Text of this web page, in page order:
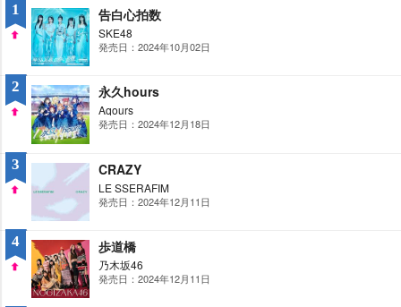
1 告白心拍数
SKE48
発売日：2024年10月02日
2 永久hours
Aqours
発売日：2024年12月18日
3 CRAZY
LE SSERAFIM
発売日：2024年12月11日
4 歩道橋
乃木坂46
発売日：2024年12月11日